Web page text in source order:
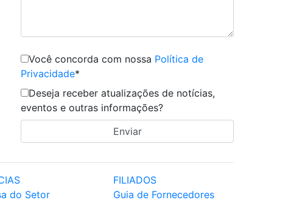
Você concorda com nossa Política de
Privacidade*
Deseja receber atualizações de notícias,
eventos e outras informações?
do Setor
FILIADOS
Guia de Fornecedores